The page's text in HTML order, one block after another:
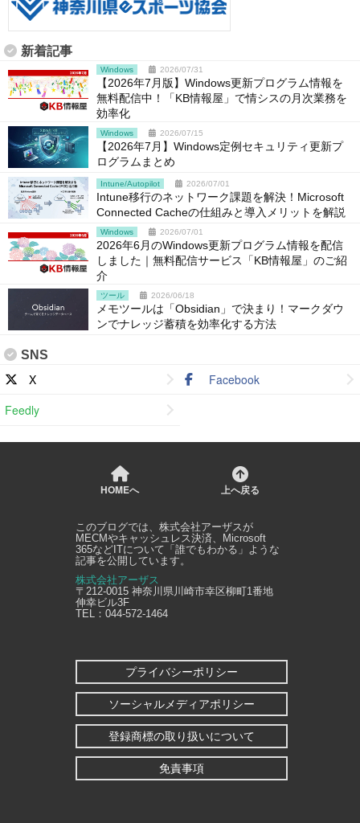
新着記事
Windows 2026/07/31
【2026年7月版】Windows更新プログラム情報を
無料配信中！「KB情報屋」で情シスの月次業務を
効率化
Windows 2026/07/15
【2026年7月】Windows定例セキュリティ更新プ
ログラムまとめ
Intune/Autopilot 2026/07/01
Intune移行のネットワーク課題を解決！Microsoft
Connected Cacheの仕組みと導入メリットを解説
Windows 2026/07/01
2026年6月のWindows更新プログラム情報を配信
しました｜無料配信サービス「KB情報屋」のご紹
介
ツール 2026/06/18
メモツールは「Obsidian」で決まり！マークダウ
ンでナレッジ蓄積を効率化する方法
SNS
X
Facebook
Feedly
HOMEへ 上へ戻る
このブログでは、 株式会社アーザス が
MECMやキャッシュレス決済、Microsoft
365などITについて「誰でもわかる」ような
記事を公開しています。
株式会社アーザス
〒212-0015 神奈川県 川崎市幸区柳町1番地
伸幸ビル3F
TEL： 044-572-1464
プライバシーポリシー
ソーシャルメディアポリシー
登録商標の取り扱いについて
免責事項